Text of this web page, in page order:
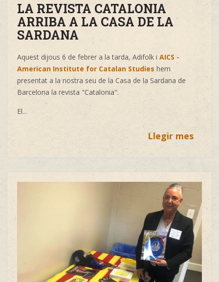
LA REVISTA CATALONIA
ARRIBA A LA CASA DE LA
SARDANA
Aquest dijous 6 de febrer a la tarda, Adifolk i AICS -
American Institute for Catalan Studies hem
presentat a la nostra seu de la Casa de la Sardana de
Barcelona la revista "Catalonia".
El...
Llegir mes